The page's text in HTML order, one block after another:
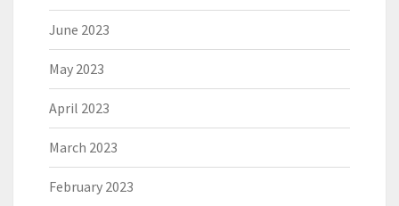
June 2023
May 2023
April 2023
March 2023
February 2023